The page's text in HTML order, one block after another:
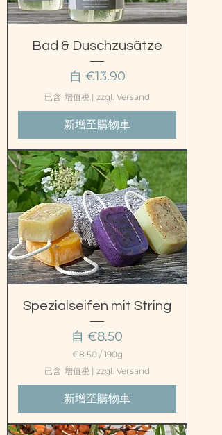
Bad & Duschzusätze
自 €13.90
促銷價格
已含 增值税 | zzgl. Versand
新增至購物車
Spezialseifen mit String
自 €8.50
促銷價格
€8.50 / 190g
1
9
0
克
€
已含 增值税 | zzgl. Versand
新增至購物車